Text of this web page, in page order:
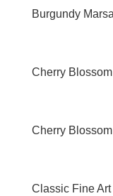
Burgundy
Cherry
Cherry
Classic Fine